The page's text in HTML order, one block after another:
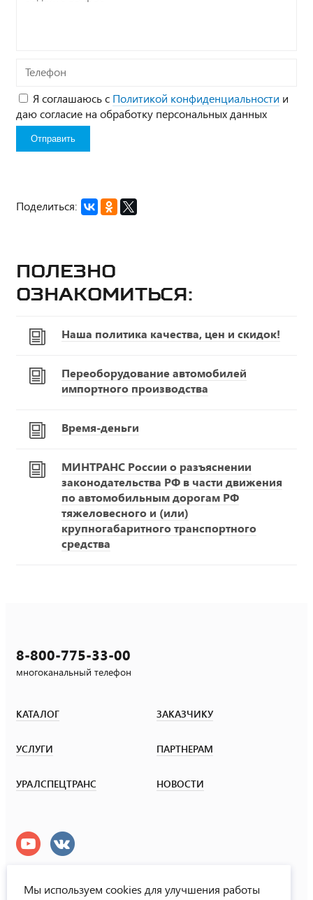
Телефон
Я соглашаюсь с Политикой конфиденциальности и
даю согласие на обработку персональных данных
Поделиться:
Полезно
ознакомиться:
Наша политика качества, цен и скидок!
Переоборудование автомобилей
импортного производства
Время-деньги
МИНТРАНС России о разъяснении
законодательства РФ в части движения
по автомобильным дорогам РФ
тяжеловесного и (или)
крупногабаритного транспортного
средства
8-800-775-33-00
многоканальный телефон
КАТАЛОГ ЗАКАЗЧИКУ
УСЛУГИ ПАРТНЕРАМ
УРАЛСПЕЦТРАНС НОВОСТИ
Мы используем cookies для улучшения работы